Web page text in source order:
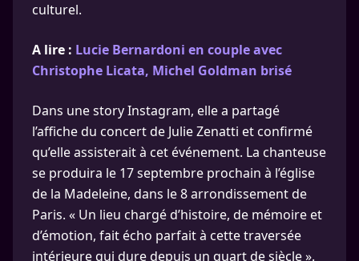
culturel.
A lire : Lucie Bernardoni en couple avec
Christophe Licata, Michel Goldman brisé
Dans une story Instagram, elle a partagé
l’affiche du concert de Julie Zenatti et confirmé
qu’elle assisterait à cet événement. La chanteuse
se produira le 17 septembre prochain à l’église
de la Madeleine, dans le 8 arrondissement de
Paris. « Un lieu chargé d’histoire, de mémoire et
d’émotion, fait écho parfait à cette traversée
intérieure qui dure depuis un quart de siècle ».